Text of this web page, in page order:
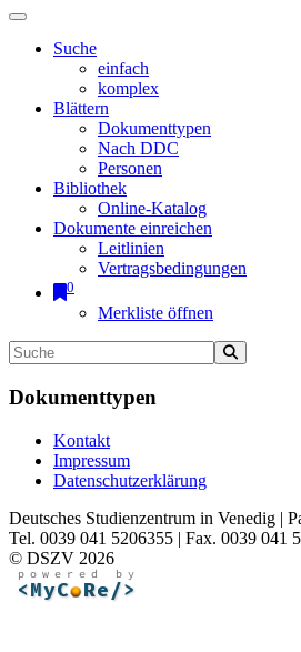
Suche
einfach
komplex
Blättern
Dokumenttypen
Nach DDC
Personen
Bibliothek
Online-Katalog
Dokumente einreichen
Leitlinien
Vertragsbedingungen
0
Merkliste öffnen
Dokumenttypen
Kontakt
Impressum
Datenschutzerklärung
Deutsches Studienzentrum in Venedig |
Tel. 0039 041 5206355 | Fax. 0039 041
© DSZV 2026